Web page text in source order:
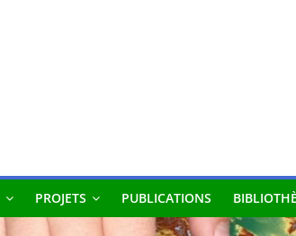
PROJETS PUBLICATIONS